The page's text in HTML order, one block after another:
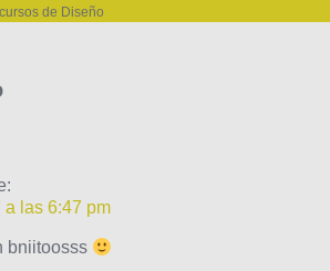
de Diseño
las 6:47 pm
bniitoosss